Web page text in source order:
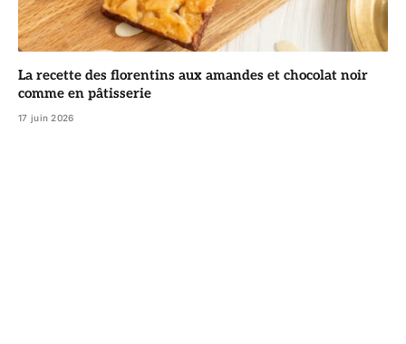
La recette des florentins aux amandes et chocolat noir
comme en pâtisserie
17 juin 2026